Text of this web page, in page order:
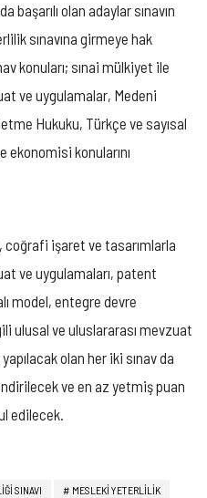
başarılı olan adaylar sınavın
sınavına girmeye hak
konuları; sınai mülkiyet ile
ve uygulamalar, Medeni
Hukuku, Türkçe ve sayısal
ekonomisi konularını
coğrafi işaret ve tasarımlarla
ve uygulamaları, patent
model, entegre devre
ulusal ve uluslararası mevzuat
olan her iki sınav da
ve en az yetmiş puan
edilecek.
SINAVI
MESLEKI YETERLILIK